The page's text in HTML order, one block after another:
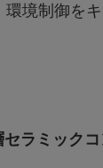
境制御を
会社
GL
セラミック